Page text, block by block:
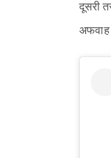
दूसरी
अफवाह